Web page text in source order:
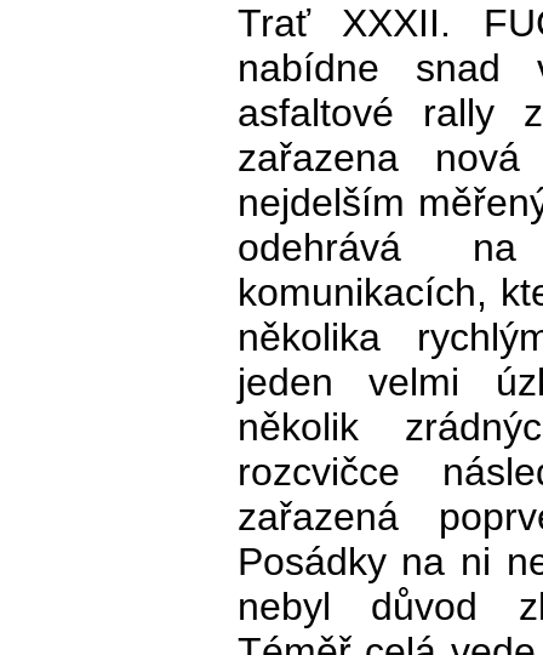
Trať XXXII.
nabídne
asfaltové rally
zařazena
nejdelším
odehrává na
komunikacích,
několika
jeden velmi
několik
rozcvičce
zařazená
Posádky na ni
nebyl důvod